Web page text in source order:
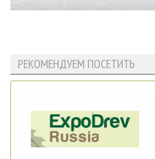
РЕКОМЕНДУЕМ ПОСЕТИТЬ